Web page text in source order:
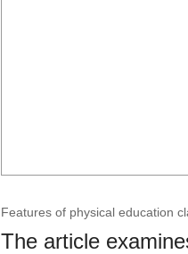
Features of physical education
The article